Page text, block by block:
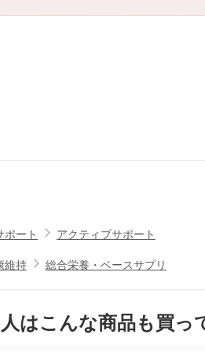
ート
アクティブサポート
維持 総合栄養・ベースサプリ
はこんな商品も買っ